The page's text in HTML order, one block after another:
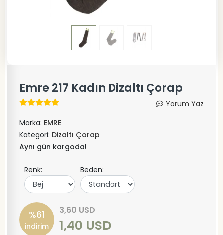
Emre 217 Kadın Dizaltı Çorap
Yorum Yaz
Marka: EMRE
Kategori: Dizaltı Çorap
Aynı gün kargoda!
Renk: Beden:
%61
indirim
3,60 USD
1,40 USD